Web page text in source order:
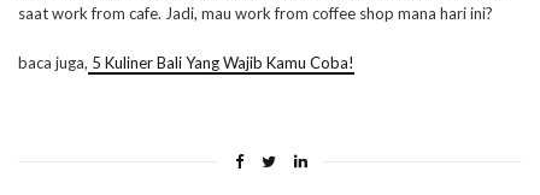
saat work from cafe. Jadi, mau work from coffee shop mana hari ini?
baca juga, 5 Kuliner Bali Yang Wajib Kamu Coba!